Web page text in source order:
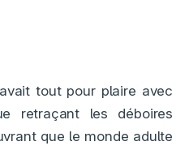
avait tout pour plaire avec
retraçant les déboires
que le monde adulte